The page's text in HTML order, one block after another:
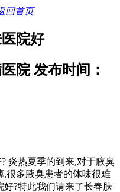
回首页
院好
院发布时间：
热夏季的到来,对于腋臭
,很多腋臭患者的体味很难
?特此我们请来了长春肤